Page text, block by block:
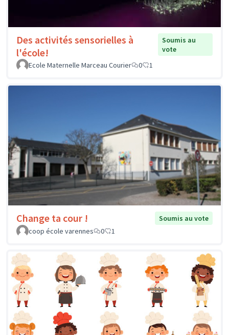
Des activités sensorielles à
l'école!
Soumis au
vote
Ecole Maternelle Marceau Courier
0 1
Change ta cour !
Soumis au vote
coop école varennes
0 1